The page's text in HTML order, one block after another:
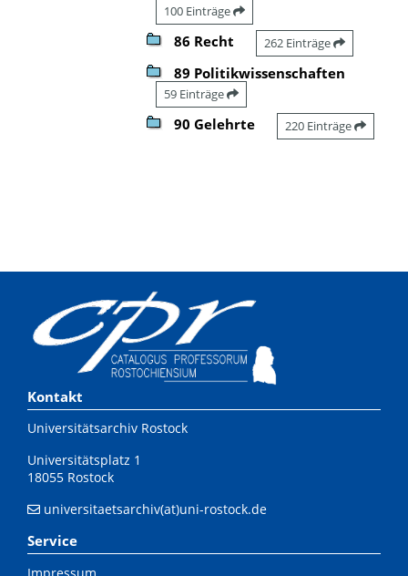
100 Einträge
86 Recht 262 Einträge
89 Politikwissenschaften
59 Einträge
90 Gelehrte 220 Einträge
Kontakt
Universitätsarchiv Rostock
Universitätsplatz 1
18055 Rostock
universitaetsarchiv(at)uni-rostock.de
Service